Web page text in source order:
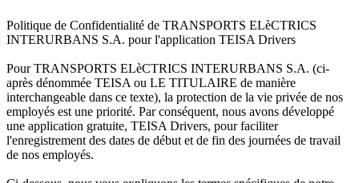
Politique de Confidentialité de TRANSPORTS ELèCTRICS
INTERURBANS S.A. pour l'application TEISA Drivers
Pour TRANSPORTS ELèCTRICS INTERURBANS S.A. (ci-
après dénommée TEISA ou LE TITULAIRE de manière
interchangeable dans ce texte), la protection de la vie privée de nos
employés est une priorité. Par conséquent, nous avons développé
une application gratuite, TEISA Drivers, pour faciliter
l'enregistrement des dates de début et de fin des journées de travail
de nos employés.